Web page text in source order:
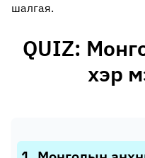
шалгая.
QUIZ:
хэр